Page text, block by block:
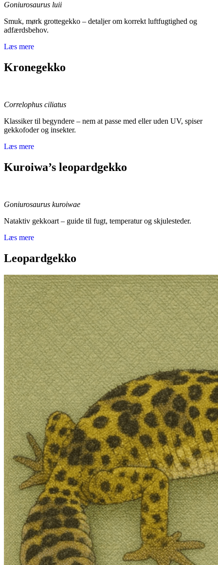
Goniurosaurus luii
Smuk, mørk grottegekko – detaljer om korrekt luftfugtighed og
adfærdsbehov.
Læs mere
Kronegekko
Correlophus ciliatus
Klassiker til begyndere – nem at passe med eller uden UV, spiser
gekkofoder og insekter.
Læs mere
Kuroiwa’s leopardgekko
Goniurosaurus kuroiwae
Nataktiv gekkoart – guide til fugt, temperatur og skjulesteder.
Læs mere
Leopardgekko